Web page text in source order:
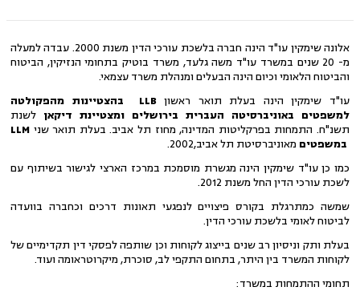
אלונה שימקין עו"ד הינה חברה בלשכת עורכי הדין משנת 2000. עבדה למעלה
מ- 20 שנים במשרד עו"ד משה גלעד, משרד בוטיק בתחומי הנזיקין, הביטוח
והביטוח הלאומי וכיום הינה הבעלים ומנהלת משרד עצמאי.
עו"ד שימקין הינה בעלת תואר ראשוןLLB
בהצטיינות מהפקולטה
למשפטים באוניברסיטה העברית בירושלים ומצטיינת דיקאן לשנת
תשנ"ח. התמחות בפרקליטות המדינה, מחוז תל אביב. בעלת תואר שני LLM
במשפטים מאוניברסיטת תל אביב,2002.
כמו כן עו"ד שימקין הינה מגשרת מוסמכת במרכז הארצי לגישור בשיתוף עם
לשכת עורכי הדין החל משנת 2012.
שמשה כמתרגלת בקורס פיצויים לנפגעי תאונות דרכים וכחברה בוועדה
לביטוח לאומי בלשכת עורכי הדין.
בעלת ותק וניסיון רב שנים בייצוג לקוחות וכן שותפה לפסקי דין תקדימיים של
לקוחות המשרד בין היתר, בתחום התקפי לב, סוכרת, מיקרוטראומה ועוד.
תחומי ההתמחות במשרד: